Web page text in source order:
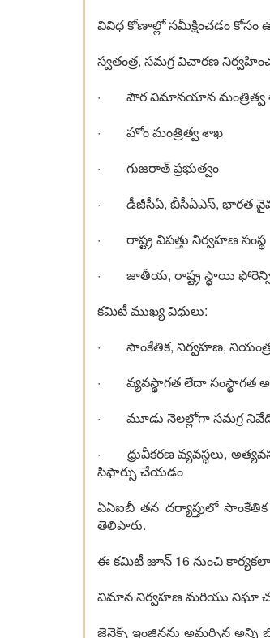
వివిధ కోణాల్లో సమీక్షించడం కోసం
స్వతంత్ర, సమగ్ర విచారణ
· పౌర విమానయాన మంత్రిత్వ
· హోం మంత్రిత్వ శాఖ
· గుజరాత్ ప్రభుత్వం
· డీజీసీఏ, బీసీఏఎస్, భారత
· రాష్ట్ర విపత్తు నిర్వహణ సంస్థ
· జాతీయ, రాష్ట్ర స్థాయి
కమిటీ ముఖ్య విధులు:
· సాంకేతిక, నిర్వహణ,
· వ్యవస్థాగత లేదా సంస్థాగత
· మూడు నెలల్లోగా సమగ్ర
· ధ్రువీకరణ వ్యవస్థలు,
సిఫార్సు చేయడం
ఏఏఐబీ తన దర్యాప్తులో
తెలిపారు.
ఈ కమిటీ జూన్ 16 నుంచి
విమాన నిర్వహణ మరియు నిఘా
జెనెక్స్ ఇంజిన్లను అమర్చిన